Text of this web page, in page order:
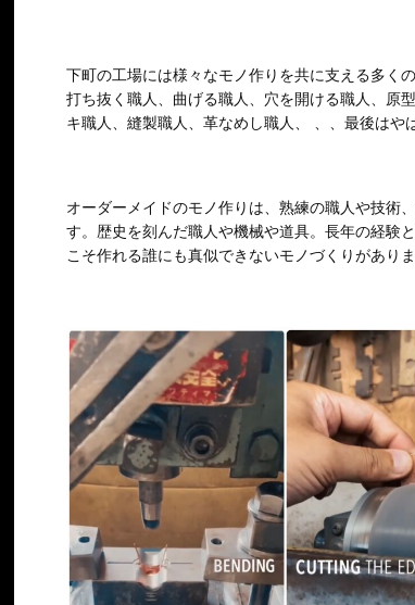
下町の工場には様々なモノ作りを共に支える多く
打ち抜く職人、曲げる職人、穴を開ける職人、原
キ職人、縫製職人、革なめし職人、 、、最後はや
オーダーメイドのモノ作りは、熟練の職人や技術
す。歴史を刻んだ職人や機械や道具。長年の経験
こそ作れる誰にも真似できないモノづくりがありま